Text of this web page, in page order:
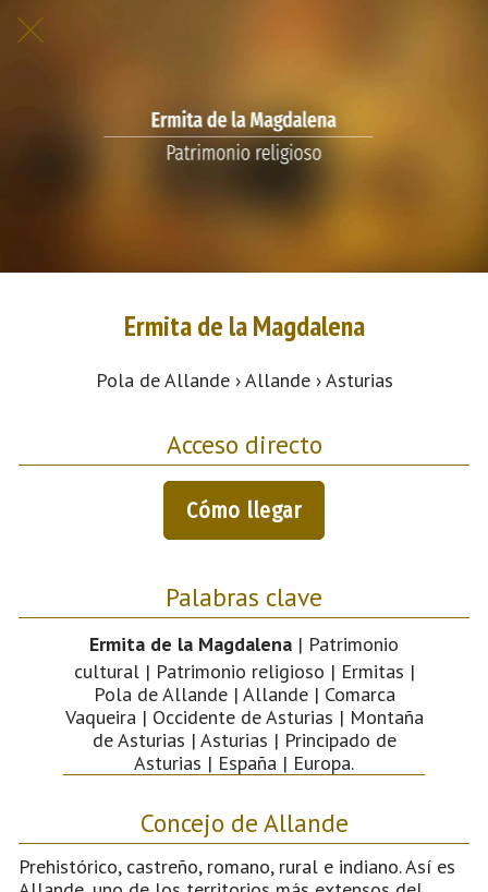
Ermita de la Magdalena
Pola de Allande › Allande › Asturias
Acceso directo
Cómo llegar
Palabras clave
Ermita de la Magdalena | Patrimonio
cultural | Patrimonio religioso | Ermitas |
Pola de Allande | Allande | Comarca
Vaqueira | Occidente de Asturias | Montaña
de Asturias | Asturias | Principado de
Asturias | España | Europa.
Concejo de Allande
Prehistórico, castreño, romano, rural e indiano. Así es